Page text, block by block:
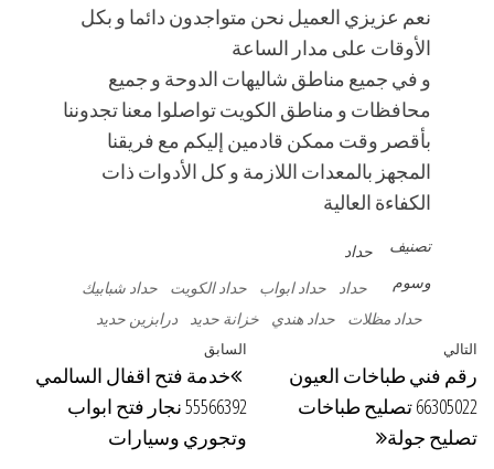
نعم عزيزي العميل نحن متواجدون دائما و بكل
الأوقات على مدار الساعة
و في جميع مناطق شاليهات الدوحة و جميع
محافظات و مناطق الكويت تواصلوا معنا تجدوننا
بأقصر وقت ممكن قادمين إليكم مع فريقنا
المجهز بالمعدات اللازمة و كل الأدوات ذات
الكفاءة العالية
تصنيف
حداد
وسوم
حداد حداد ابواب حداد الكويت
حداد شبابيك
حداد مظلات
حداد هندي خزانة حديد درابزين حديد
تصفّح
المقالات
المقالة
السابقة
السابق
خدمة فتح اقفال السالمي
55566392 نجار فتح ابواب
وتجوري وسيارات
المقالة
التالية
التالي
رقم فني طباخات العيون
66305022 تصليح طباخات
تصليح جولة